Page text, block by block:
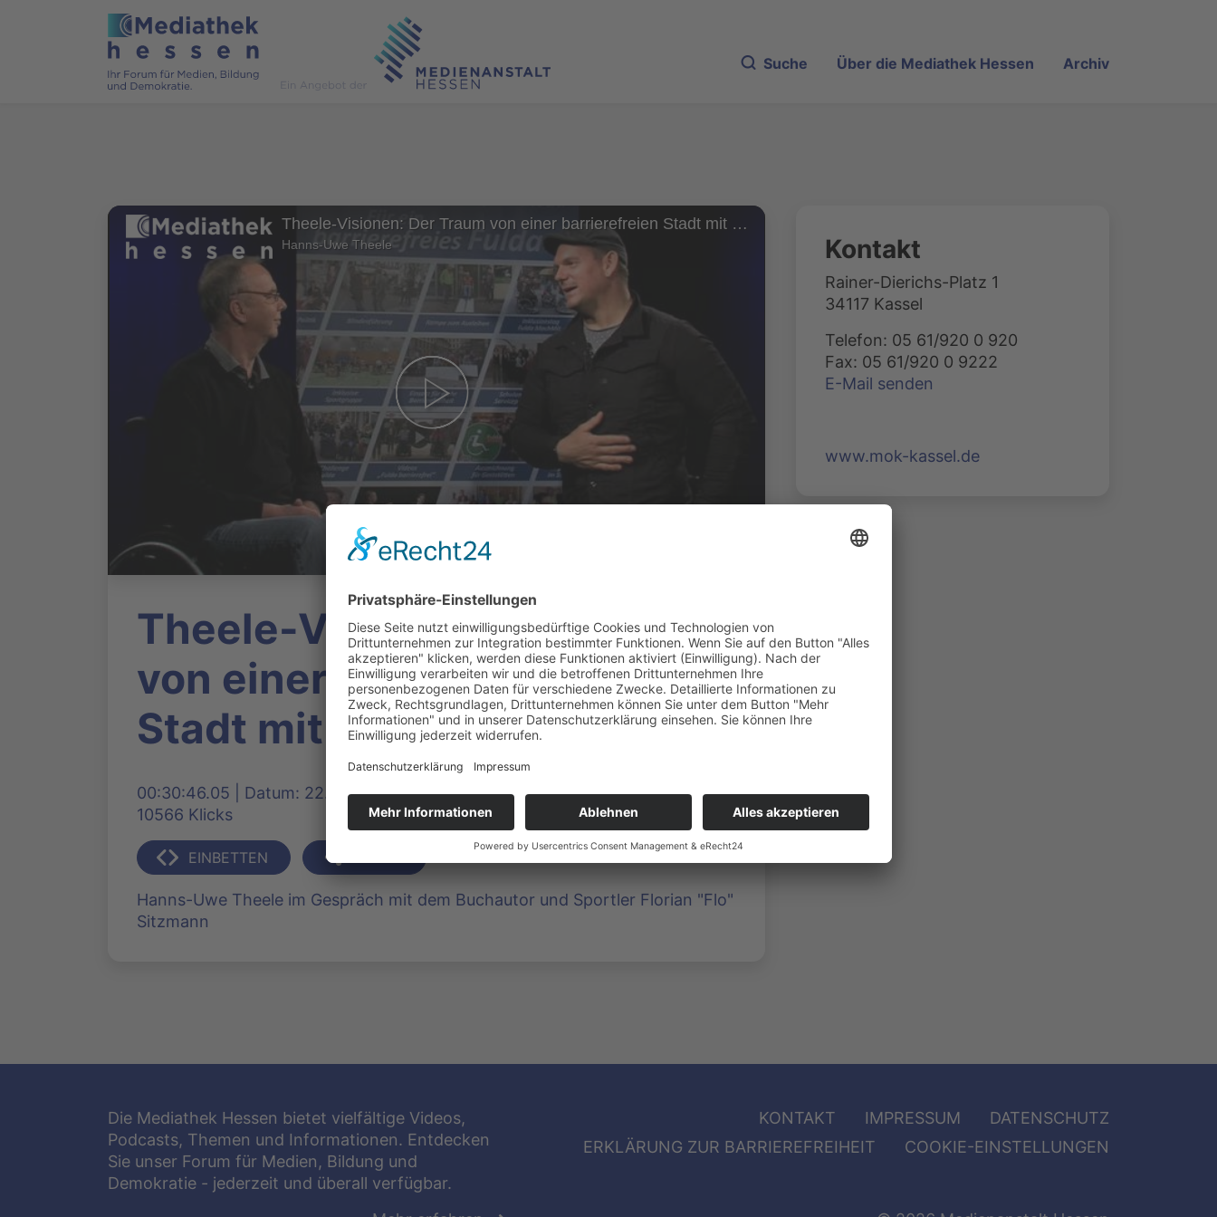
Suche Über die Mediathek Hessen Archiv
Theele-Visionen: Der Traum von einer barrierefreien Stadt mit Florian Sitzmann
Hanns-Uwe Theele
Theele-Visionen: Der Traum
von einer barrierefreien
Stadt mit Florian Sitzmann
00:30:46.05 | Datum: 22.10.2019, 14:11 Uhr | Produziert: Hanns-Uwe Theele |
10566 Klicks
EINBETTEN
Hanns-Uwe Theele im Gespräch mit dem Buchautor und Sportler Florian "Flo"
Sitzmann
Kontakt
Rainer-Dierichs-Platz 1
34117 Kassel
Telefon: 05 61/920 0 920
Fax: 05 61/920 0 9222
E-Mail senden
www.mok-kassel.de
Die Mediathek Hessen bietet vielfältige Videos,
Podcasts, Themen und Informationen. Entdecken
Sie unser Forum für Medien, Bildung und
Demokratie - jederzeit und überall verfügbar.
KONTAKT IMPRESSUM
DATENSCHUTZ
ERKLÄRUNG ZUR BARRIEREFREIHEIT
COOKIE-EINSTELLUNGEN